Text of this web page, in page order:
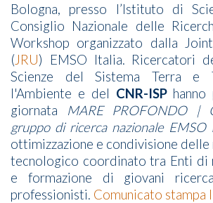
Bologna, presso l’Istituto di
Consiglio Nazionale delle
Workshop organizzato dalla
(JRU) EMSO Italia. Ricercatori
Scienze del Sistema Terra e
l'Ambiente e del CNR-ISPhanno
giornata
MARE PROFONDO |
gruppo di ricerca nazionale EMSO
ottimizzazione e condivisione delle
tecnologico coordinato tra Enti di
e formazione di giovani
professionisti. Comunicato stampa